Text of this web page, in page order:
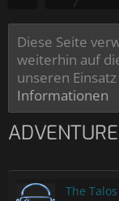
Diese Seite
weiterhin auf
unseren
Informationen
ADVENTURE
The